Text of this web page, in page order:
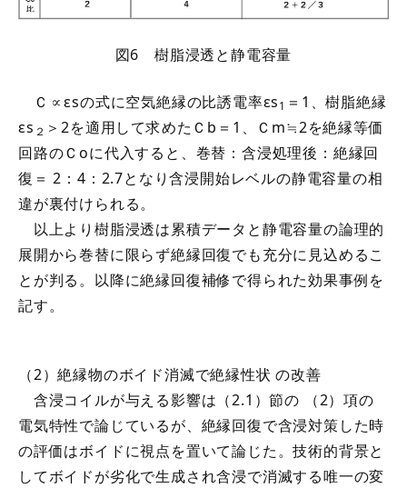
図6 樹脂浸透と静電容量
Ｃ∝εsの式に空気絶縁の比誘電率εs1 ＝1、樹脂絶縁
εs ２ ＞2を適用して求めたＣb＝1、Ｃm≒2を絶縁等価
回路のＣoに代入すると、巻替：含浸処理後：絶縁回
復＝ 2：4：2.7となり含浸開始レベルの静電容量の相
違が裏付けられる。
以上より樹脂浸透は累積データと静電容量の論理的
展開から巻替に限らず絶縁回復でも充分に見込めるこ
とが判る。以降に絶縁回復補修で得られた効果事例を
記す。
（2）絶縁物のボイド消滅で絶縁性状 の改善
含浸コイルが与える影響は（2.1）節の （2）項の
電気特性で論じているが、絶縁回復で含浸対策した時
の評価はボイドに視点を置いて論じた。技術的背景と
してボイドが劣化で生成され含浸で消滅する唯一の変